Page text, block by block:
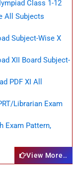
Class 1-12
All Subjects
Subject-Wise X
XII Board Subject-
PDF XI All
Librarian Exam
Exam Pattern,
View More..